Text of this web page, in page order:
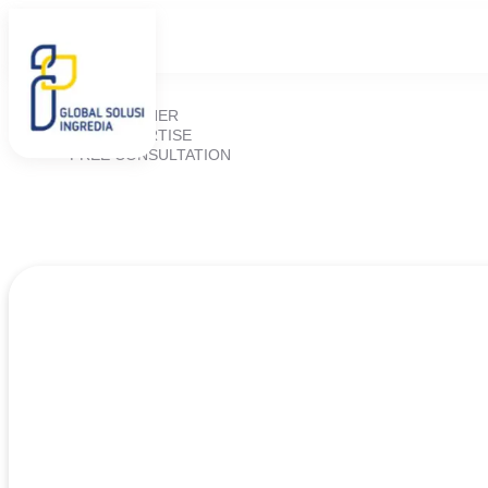
ABOUT US
PRODUCTS
OUR PARTNER
OUR EXPERTISE
FREE CONSULTATION